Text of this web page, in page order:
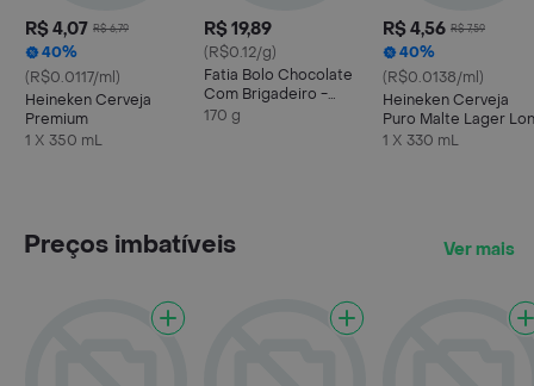
R$ 4,07 R$ 6,79
40%
(R$0.0117/ml)
Heineken Cerveja
Premium
1 X 350 mL
R$ 19,89
(R$0.12/g)
Fatia Bolo Chocolate
Com Brigadeiro -
Doce Aquarella
170 g
R$ 4,56 R$ 7,59
40%
(R$0.0138/ml)
Heineken Cerveja
Puro Malte Lager
Neck 330ml
1 X 330 mL
Preços imbatíveis Ver mais